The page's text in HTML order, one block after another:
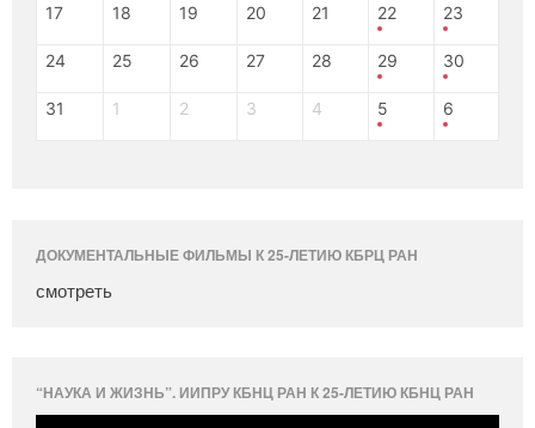
17 18 19 20 21 22 23
24 25 26 27 28 29 30
31 1 2 3 4 5 6
ДОКУМЕНТАЛЬНЫЕ ФИЛЬМЫ К 25-ЛЕТИЮ КБРЦ РАН
смотреть
“НАУКА И ЖИЗНЬ”. ИИПРУ КБНЦ РАН К 25-ЛЕТИЮ КБНЦ РАН